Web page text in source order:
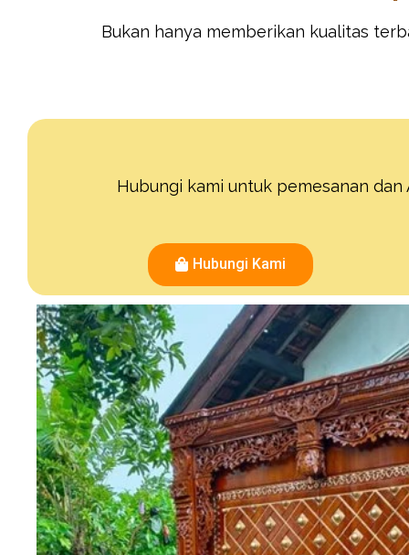
Bukan hanya memberikan kualitas
Hubungi kami untuk pemesanan
Hubungi Kami